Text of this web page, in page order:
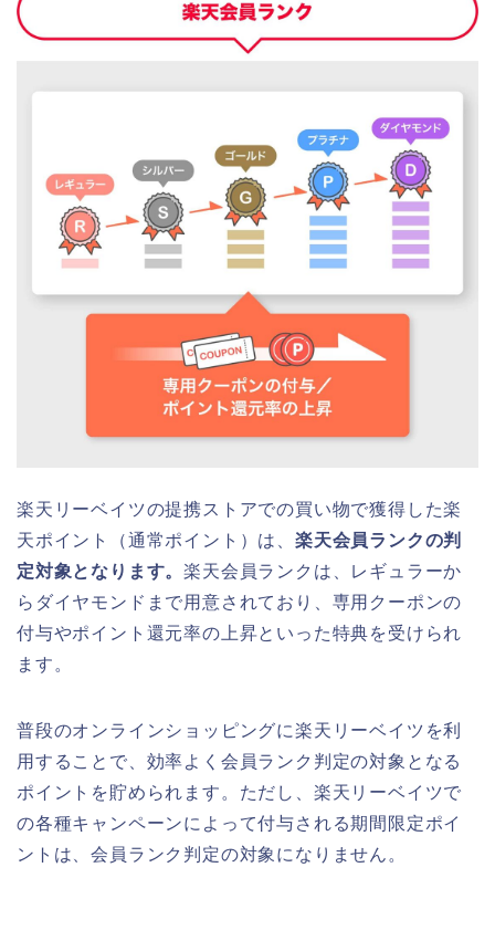
楽天リーベイツの提携ストアでの買い物で獲得した楽
天ポイント（通常ポイント）は、 楽天会員ランクの判
定対象となります。楽天会員ランクは、レギュラーか
らダイヤモンドまで用意されており、専用クーポンの
付与やポイント還元率の上昇といった特典を受けられ
ます。
普段のオンラインショッピングに楽天リーベイツを利
用することで、効率よく会員ランク判定の対象となる
ポイントを貯められます。ただし、楽天リーベイツで
の各種キャンペーンによって付与される期間限定ポイ
ントは、会員ランク判定の対象になりません。